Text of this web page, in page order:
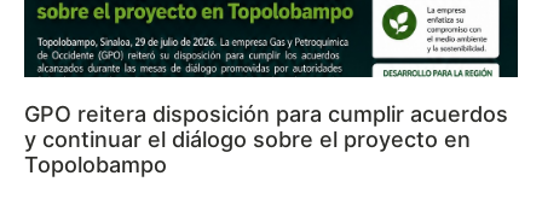
GPO reitera disposición para cumplir acuerdos
y continuar el diálogo sobre el proyecto en
Topolobampo